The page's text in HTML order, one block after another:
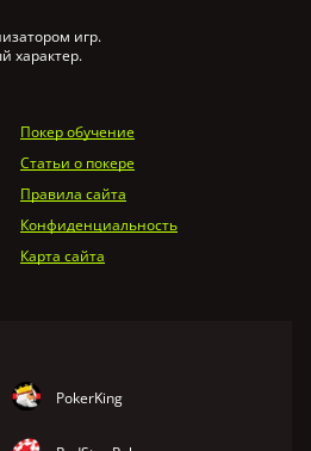
игр.
характер.
Покер обучение
Статьи о покере
Правила сайта
Конфиденциальность
Карта сайта
PokerKing